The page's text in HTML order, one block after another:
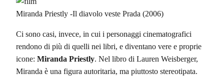
Miranda Priestly -Il diavolo veste Prada (2006)
Ci sono casi, invece, in cui i personaggi cinematografici
rendono di più di quelli nei libri, e diventano vere e proprie
icone: Miranda Priestly. Nel libro di Lauren Weisberger,
Miranda è una figura autoritaria, ma piuttosto stereotipata.